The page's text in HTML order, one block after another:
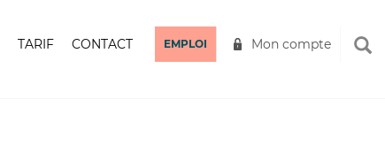
TARIF CONTACT EMPLOI Mon compte